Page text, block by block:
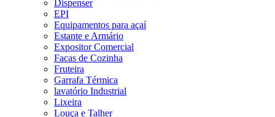
Dispenser
EPI
Equipamentos para açaí
Estante e Armário
Expositor Comercial
Facas de Cozinha
Fruteira
Garrafa Térmica
lavatório Industrial
Lixeira
Louça e Talher